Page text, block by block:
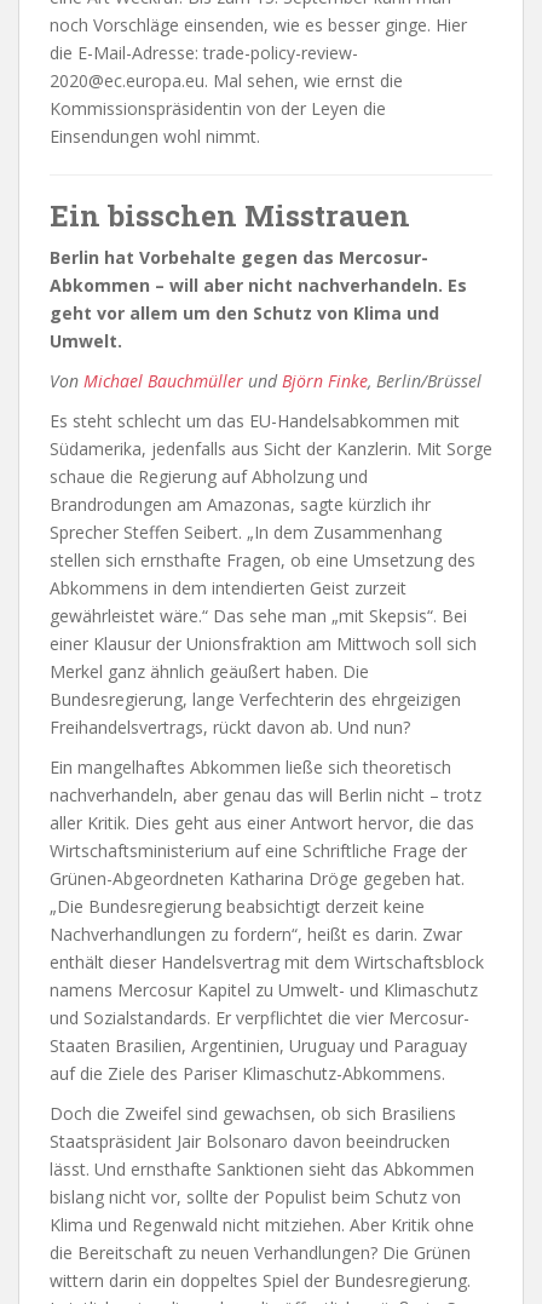
noch Vorschläge einsenden, wie es besser ginge. Hier
die E-Mail-Adresse: trade-policy-review-
2020@ec.europa.eu. Mal sehen, wie ernst die
Kommissionspräsidentin von der Leyen die
Einsendungen wohl nimmt.
Ein bisschen Misstrauen
Berlin hat Vorbehalte gegen das Mercosur-
Abkommen – will aber nicht nachverhandeln. Es
geht vor allem um den Schutz von Klima und
Umwelt.
Von Michael Bauchmüller und Björn Finke, Berlin/Brüssel
Es steht schlecht um das EU-Handelsabkommen mit
Südamerika, jedenfalls aus Sicht der Kanzlerin. Mit Sorge
schaue die Regierung auf Abholzung und
Brandrodungen am Amazonas, sagte kürzlich ihr
Sprecher Steffen Seibert. „In dem Zusammenhang
stellen sich ernsthafte Fragen, ob eine Umsetzung des
Abkommens in dem intendierten Geist zurzeit
gewährleistet wäre.“ Das sehe man „mit Skepsis“. Bei
einer Klausur der Unionsfraktion am Mittwoch soll sich
Merkel ganz ähnlich geäußert haben. Die
Bundesregierung, lange Verfechterin des ehrgeizigen
Freihandelsvertrags, rückt davon ab. Und nun?
Ein mangelhaftes Abkommen ließe sich theoretisch
nachverhandeln, aber genau das will Berlin nicht – trotz
aller Kritik. Dies geht aus einer Antwort hervor, die das
Wirtschaftsministerium auf eine Schriftliche Frage der
Grünen-Abgeordneten Katharina Dröge gegeben hat.
„Die Bundesregierung beabsichtigt derzeit keine
Nachverhandlungen zu fordern“, heißt es darin. Zwar
enthält dieser Handelsvertrag mit dem Wirtschaftsblock
namens Mercosur Kapitel zu Umwelt- und Klimaschutz
und Sozialstandards. Er verpflichtet die vier Mercosur-
Staaten Brasilien, Argentinien, Uruguay und Paraguay
auf die Ziele des Pariser Klimaschutz-Abkommens.
Doch die Zweifel sind gewachsen, ob sich Brasiliens
Staatspräsident Jair Bolsonaro davon beeindrucken
lässt. Und ernsthafte Sanktionen sieht das Abkommen
bislang nicht vor, sollte der Populist beim Schutz von
Klima und Regenwald nicht mitziehen. Aber Kritik ohne
die Bereitschaft zu neuen Verhandlungen? Die Grünen
wittern darin ein doppeltes Spiel der Bundesregierung.